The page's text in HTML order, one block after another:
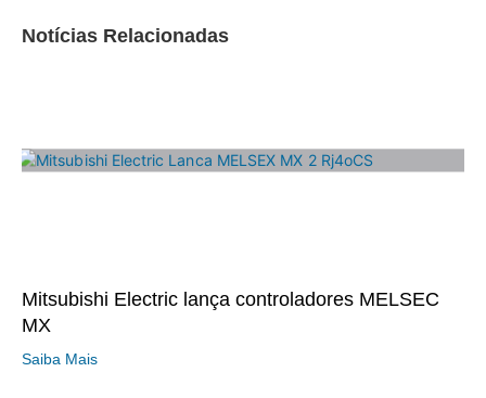
Notícias Relacionadas
Mitsubishi Electric lança controladores MELSEC
MX
Saiba Mais